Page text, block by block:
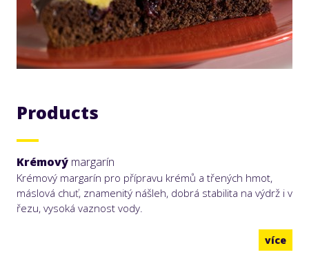
Products
Krémový margarín
Krémový margarín pro přípravu krémů a třených hmot,
máslová chuť, znamenitý nášleh, dobrá stabilita na výdrž i v
řezu, vysoká vaznost vody.
více